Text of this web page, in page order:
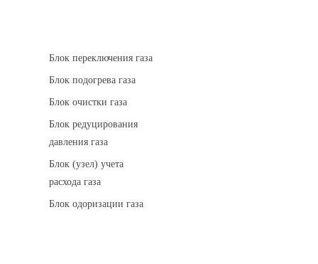
Блок переключения газа
Блок подогрева газа
Блок очистки газа
Блок редуцирования
давления газа
Блок (узел) учета
расхода газа
Блок одоризации газа